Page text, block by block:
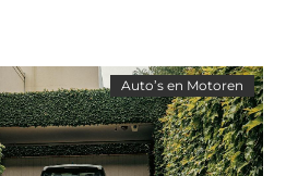
Auto’s en Motoren